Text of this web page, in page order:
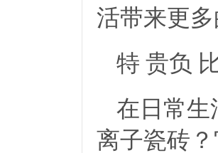
活带来更
特 贵负
在日常生
离子瓷砖